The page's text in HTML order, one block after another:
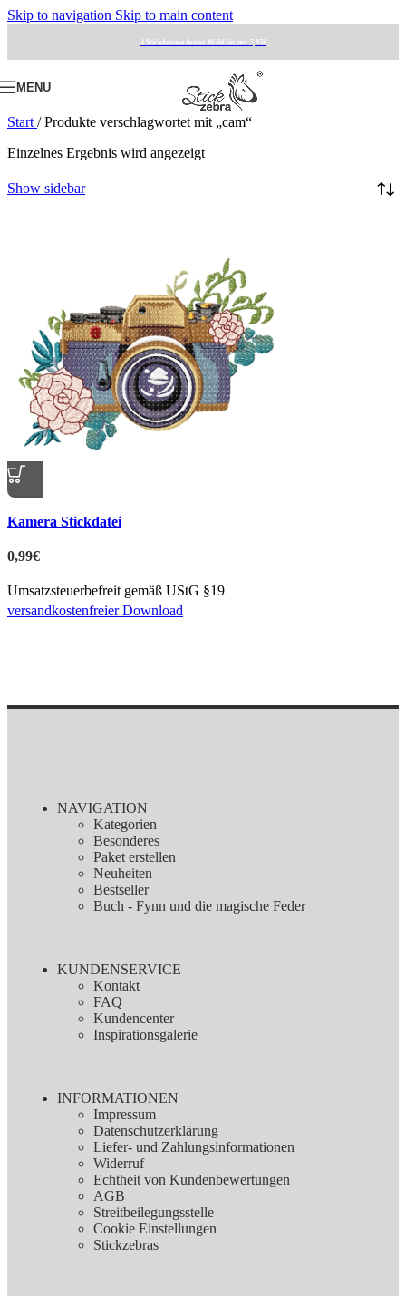
Skip to navigation Skip to main content
4 Stickdateien deiner Wahl für nur 5,95€
MENU
Start / Produkte verschlagwortet mit „cam“
Einzelnes Ergebnis wird angezeigt
Show sidebar
zur Merkliste hinzufügen
Kamera Stickdatei
0,99€
Umsatzsteuerbefreit gemäß UStG §19
versandkostenfreier Download
NAVIGATION
Kategorien
Besonderes
Paket erstellen
Neuheiten
Bestseller
Buch - Fynn und die magische Feder
KUNDENSERVICE
Kontakt
FAQ
Kundencenter
Inspirationsgalerie
INFORMATIONEN
Impressum
Datenschutzerklärung
Liefer- und Zahlungsinformationen
Widerruf
Echtheit von Kundenbewertungen
AGB
Streitbeilegungsstelle
Cookie Einstellungen
Stickzebras